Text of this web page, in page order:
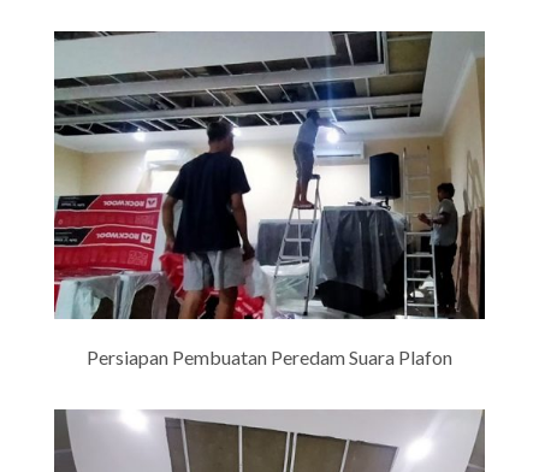
Persiapan Pembuatan Peredam Suara Plafon